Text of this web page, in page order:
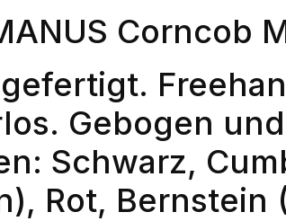
Corncob
Gebogen
Schwarz,
Rot, Bernstein